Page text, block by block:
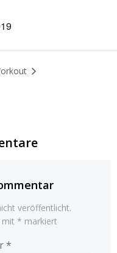
veröffentlicht.
mit * markiert
*